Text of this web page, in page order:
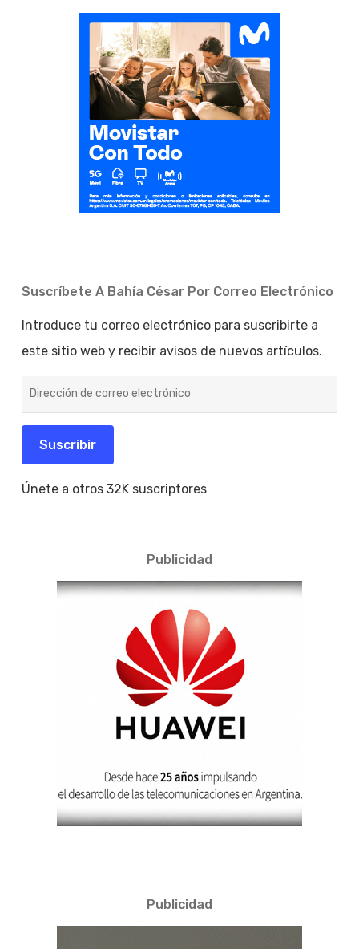
Suscríbete A Bahía César Por Correo Electrónico
Introduce tu correo electrónico para suscribirte a
este sitio web y recibir avisos de nuevos artículos.
de
electrónico
Suscribir
Únete a otros 32K suscriptores
Publicidad
Publicidad